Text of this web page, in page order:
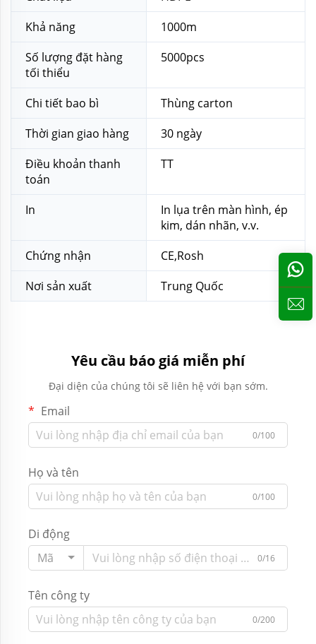
Khả năng
1000m
Số lượng đặt hàng
tối thiểu
5000pcs
Chi tiết bao bì
Thùng carton
Thời gian giao hàng
30 ngày
Điều khoản thanh
toán
TT
In
In lụa trên màn hình, ép
kim, dán nhãn, v.v.
Chứng nhận
CE,Rosh
Nơi sản xuất
Trung Quốc
Yêu cầu báo giá miễn phí
Đại diện của chúng tôi sẽ liên hệ với bạn sớm.
Email
0/100
Họ và tên
0/100
Di động
Mã
0/16
Tên công ty
0/200